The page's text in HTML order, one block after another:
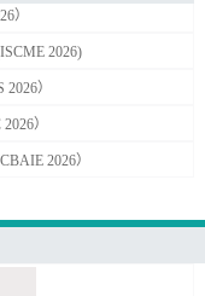
）
2026)
）
）
2026）